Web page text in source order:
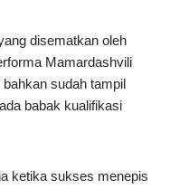
disematkan oleh
Mamardashvili
sudah tampil
babak kualifikasi
ketika sukses menepis